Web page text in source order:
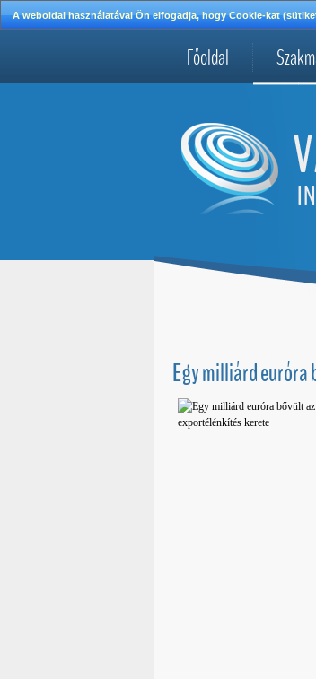
A weboldal használatával Ön elfogadja, hogy Cookie-kat
Főoldal
Egy milliárd euróra